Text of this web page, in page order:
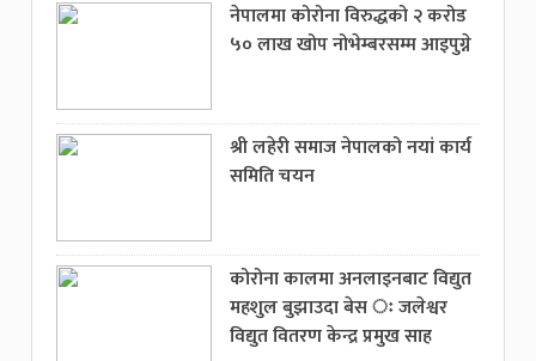
नेपालमा कोरोना विरुद्धको २ करोड
५० लाख खोप नोभेम्बरसम्म आइपुग्ने
श्री लहेरी समाज नेपालको नयां कार्य
समिति चयन
कोरोना कालमा अनलाइनबाट विद्युत
महशुल बुझाउदा बेस ः जलेश्वर
विद्युत वितरण केन्द्र प्रमुख साह